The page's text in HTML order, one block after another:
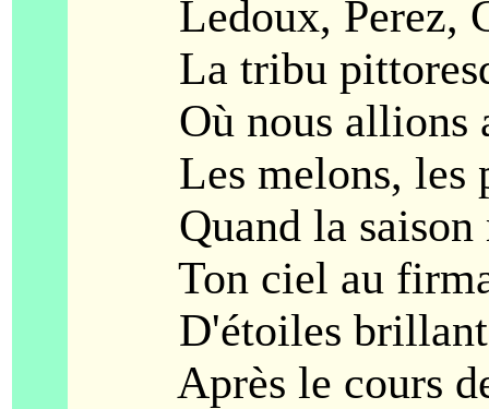
Ledoux, Perez,
La tribu
Où nous allions
Les melons, les
Quand la saison
Ton ciel au
D'étoiles brillant
Après le cours